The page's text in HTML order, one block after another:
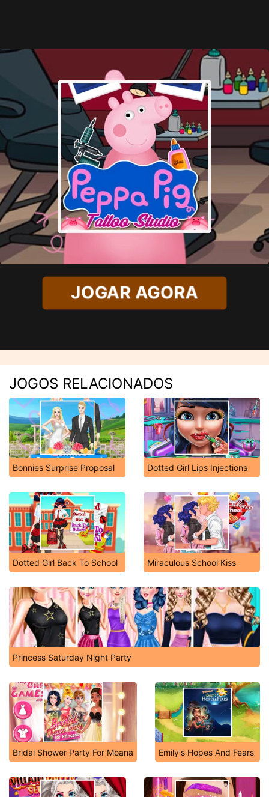
JOGAR AGORA
JOGOS RELACIONADOS
Bonnies Surprise Proposal Dotted Girl Lips Injections
Dotted Girl Back To School Miraculous School Kiss
Princess Saturday Night Party
Bridal Shower Party For Moana Emily's Hopes And Fears